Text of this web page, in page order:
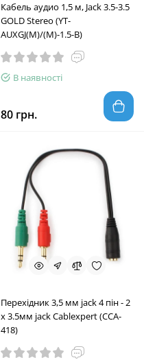
Кабель аудио 1,5 м, Jack 3.5-3.5
GOLD Stereo (YT-
AUXGJ(M)/(M)-1.5-B)
В наявності
80 грн.
Перехідник 3,5 мм jack 4 пін - 2
х 3.5мм jack Cablexpert (CCA-
418)